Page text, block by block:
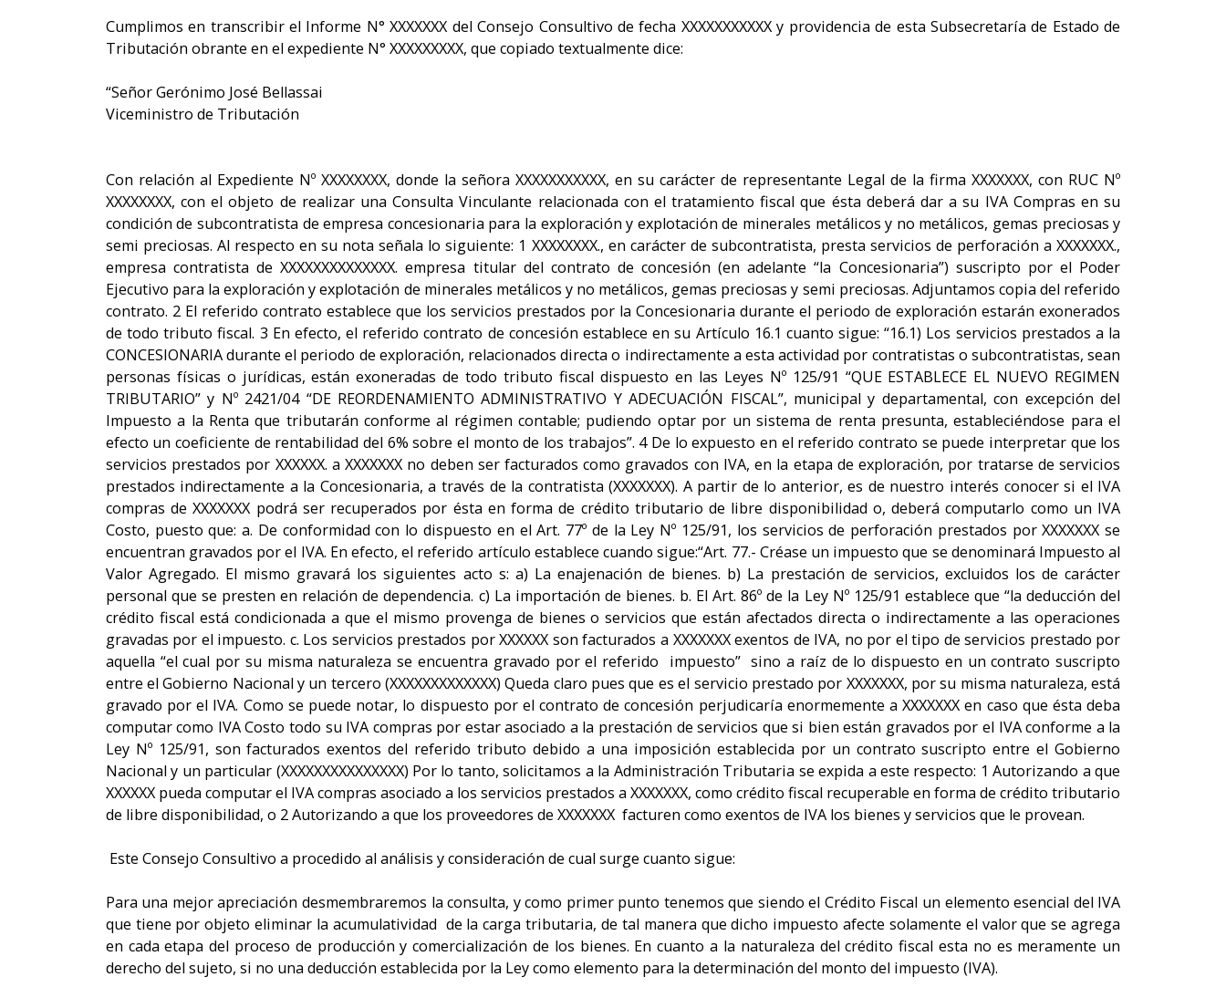
Cumplimos en transcribir el Informe N° XXXXXXX del Consejo Consultivo de fecha XXXXXXXXXXX y providencia de esta Subsecretaría de Estado de
Tributación obrante en el expediente N° XXXXXXXXX, que copiado textualmente dice:
“Señor Gerónimo José Bellassai
Viceministro de Tributación
Con relación al Expediente Nº XXXXXXXX, donde la señora XXXXXXXXXXX, en su carácter de representante Legal de la firma XXXXXXX, con RUC Nº
XXXXXXXX, con el objeto de realizar una Consulta Vinculante relacionada con el tratamiento fiscal que ésta deberá dar a su IVA Compras en su
condición de subcontratista de empresa concesionaria para la exploración y explotación de minerales metálicos y no metálicos, gemas preciosas y
semi preciosas. Al respecto en su nota señala lo siguiente: 1 XXXXXXXX., en carácter de subcontratista, presta servicios de perforación a XXXXXXX.,
empresa contratista de XXXXXXXXXXXXXX. empresa titular del contrato de concesión (en adelante “la Concesionaria”) suscripto por el Poder
Ejecutivo para la exploración y explotación de minerales metálicos y no metálicos, gemas preciosas y semi preciosas. Adjuntamos copia del referido
contrato. 2 El referido contrato establece que los servicios prestados por la Concesionaria durante el periodo de exploración estarán exonerados
de todo tributo fiscal. 3 En efecto, el referido contrato de concesión establece en su Artículo 16.1 cuanto sigue: “16.1) Los servicios prestados a la
CONCESIONARIA durante el periodo de exploración, relacionados directa o indirectamente a esta actividad por contratistas o subcontratistas, sean
personas físicas o jurídicas, están exoneradas de todo tributo fiscal dispuesto en las Leyes Nº 125/91 “QUE ESTABLECE EL NUEVO REGIMEN
TRIBUTARIO” y Nº 2421/04 “DE REORDENAMIENTO ADMINISTRATIVO Y ADECUACIÓN FISCAL”, municipal y departamental, con excepción del
Impuesto a la Renta que tributarán conforme al régimen contable; pudiendo optar por un sistema de renta presunta, estableciéndose para el
efecto un coeficiente de rentabilidad del 6% sobre el monto de los trabajos”. 4 De lo expuesto en el referido contrato se puede interpretar que los
servicios prestados por XXXXXX. a XXXXXXX no deben ser facturados como gravados con IVA, en la etapa de exploración, por tratarse de servicios
prestados indirectamente a la Concesionaria, a través de la contratista (XXXXXXX). A partir de lo anterior, es de nuestro interés conocer si el IVA
compras de XXXXXXX podrá ser recuperados por ésta en forma de crédito tributario de libre disponibilidad o, deberá computarlo como un IVA
Costo, puesto que: a. De conformidad con lo dispuesto en el Art. 77º de la Ley Nº 125/91, los servicios de perforación prestados por XXXXXXX se
encuentran gravados por el IVA. En efecto, el referido artículo establece cuando sigue:“Art. 77.- Créase un impuesto que se denominará Impuesto al
Valor Agregado. El mismo gravará los siguientes acto s: a) La enajenación de bienes. b) La prestación de servicios, excluidos los de carácter
personal que se presten en relación de dependencia. c) La importación de bienes. b. El Art. 86º de la Ley Nº 125/91 establece que “la deducción del
crédito fiscal está condicionada a que el mismo provenga de bienes o servicios que están afectados directa o indirectamente a las operaciones
gravadas por el impuesto. c. Los servicios prestados por XXXXXX son facturados a XXXXXXX exentos de IVA, no por el tipo de servicios prestado por
aquella “el cual por su misma naturaleza se encuentra gravado por el referido impuesto” sino a raíz de lo dispuesto en un contrato suscripto
entre el Gobierno Nacional y un tercero (XXXXXXXXXXXXX) Queda claro pues que es el servicio prestado por XXXXXXX, por su misma naturaleza, está
gravado por el IVA. Como se puede notar, lo dispuesto por el contrato de concesión perjudicaría enormemente a XXXXXXX en caso que ésta deba
computar como IVA Costo todo su IVA compras por estar asociado a la prestación de servicios que si bien están gravados por el IVA conforme a la
Ley Nº 125/91, son facturados exentos del referido tributo debido a una imposición establecida por un contrato suscripto entre el Gobierno
Nacional y un particular (XXXXXXXXXXXXXXX) Por lo tanto, solicitamos a la Administración Tributaria se expida a este respecto: 1 Autorizando a que
XXXXXX pueda computar el IVA compras asociado a los servicios prestados a XXXXXXX, como crédito fiscal recuperable en forma de crédito tributario
de libre disponibilidad, o 2 Autorizando a que los proveedores de XXXXXXX facturen como exentos de IVA los bienes y servicios que le provean.
Este Consejo Consultivo a procedido al análisis y consideración de cual surge cuanto sigue:
Para una mejor apreciación desmembraremos la consulta, y como primer punto tenemos que siendo el Crédito Fiscal un elemento esencial del IVA
que tiene por objeto eliminar la acumulatividad de la carga tributaria, de tal manera que dicho impuesto afecte solamente el valor que se agrega
en cada etapa del proceso de producción y comercialización de los bienes. En cuanto a la naturaleza del crédito fiscal esta no es meramente un
derecho del sujeto, si no una deducción establecida por la Ley como elemento para la determinación del monto del impuesto (IVA).